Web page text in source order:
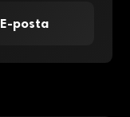
E-posta